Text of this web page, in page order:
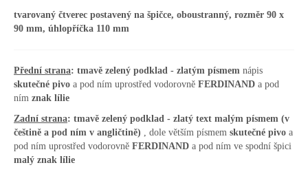
tvarovaný čtverec postavený na špičce, oboustranný, rozměr 90 x
90 mm, úhlopříčka 110 mm
Přední strana: tmavě zelený podklad - zlatým písmem nápis
skutečné pivo a pod ním uprostřed vodorovně FERDINAND a pod
ním znak lílie
Zadní strana: tmavě zelený podklad - zlatý text malým písmem (v
češtině a pod ním v angličtině)
, dole větším písmem skutečné pivo a
pod ním uprostřed vodorovně FERDINAND a pod ním ve spodní špici
malý znak lílie